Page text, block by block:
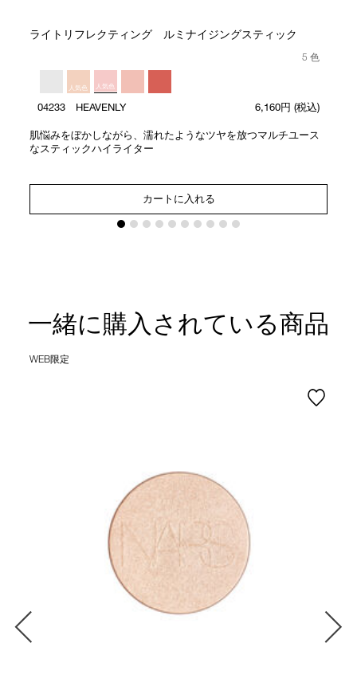
ライトリフレクティング ルミナイジングスティック
5 色
人気色 人気色
04233 HEAVENLY 6,160円 (税込)
肌悩みをぼかしながら、濡れたようなツヤを放つマルチユース
なスティックハイライター
カートに入れる
一緒に購入されている商品
WEB限定